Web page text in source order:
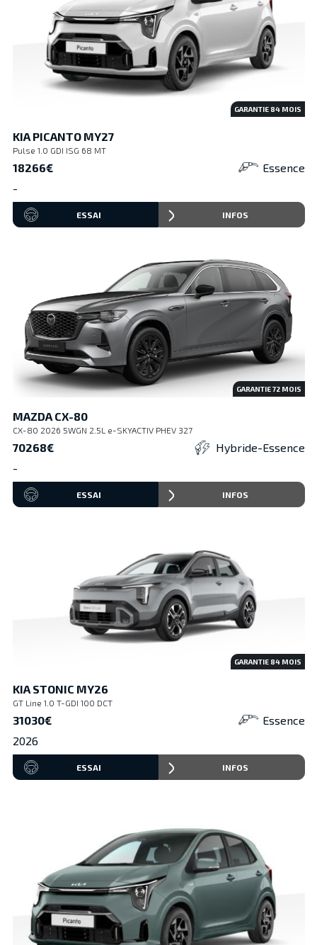
GARANTIE 84MOIS
KIA PICANTO MY27
Pulse 1.0 GDI ISG 68 MT
18266€
Essence
-
ESSAI INFOS
GARANTIE72MOIS
MAZDA CX-80
CX-80 2026 5WGN 2.5L e-SKYACTIV PHEV 327
70268€
Hybride-Essence
-
ESSAI INFOS
GARANTIE 84MOIS
KIA STONIC MY26
GT Line 1.0 T-GDI 100 DCT
31030€
Essence
2026
ESSAI INFOS